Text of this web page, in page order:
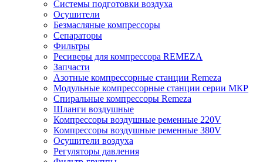
Системы подготовки воздуха
Осушители
Безмасляные компрессоры
Сепараторы
Фильтры
Ресиверы для компрессора REMEZA
Запчасти
Азотные компрессорные станции Remeza
Модульные компрессорные станции серии МКР
Спиральные компрессоры Remeza
Шланги воздушные
Компрессоры воздушные ременные 220V
Компрессоры воздушные ременные 380V
Осушители воздуха
Регуляторы давления